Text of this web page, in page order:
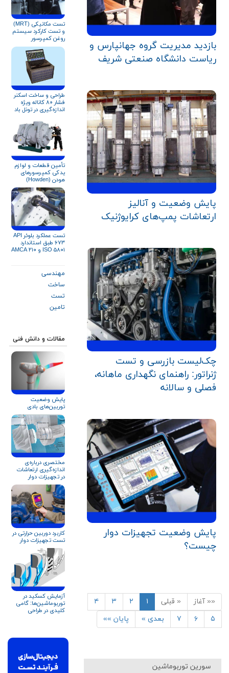
بازدید مدیریت گروه جهانپارس و
ریاست دانشگاه صنعتی شریف
پایش وضعیت و آنالیز
ارتعاشات پمپ‌های کرایوژنیک
چک‌لیست بازرسی و تست
ژنراتور: راهنمای نگهداری ماهانه،
فصلی و سالانه
پایش وضعیت تجهیزات دوار
چیست؟
«« آغاز « قبلی ۱ ۲ ۳
۴
۵
۶ ۷ بعدی » پایان »»
سورین توربوماشین
تست مکانیکی (MRT)
و تست کارکرد سیستم
روغن کمپرسور
سانتریفیوژ مطابق
استاندارد API
طراحی و ساخت اسکنر
فشار ۸۰ کاناله ویژه
اندازه‌گیری در تونل باد
تأمین قطعات و لوازم
یدکی کمپرسورهای
هودن (Howden)
تست عملکرد بلوئر API
۶۷۳ طبق استاندارد
ISO ۵۸۰۱ و AMCA ۲۱۰
مهندسی
ساخت
تست
تامین
مقالات و دانش فنی
پایش وضعیت
توربین‌های بادی
مختصری درباره‌ی
اندازه‌گیری ارتعاشات
در تجهیزات دوار
کاربرد دوربین حرارتی در
تست تجهیزات دوار
آزمایش کسکید در
توربوماشین‌ها: گامی
کلیدی در طراحی